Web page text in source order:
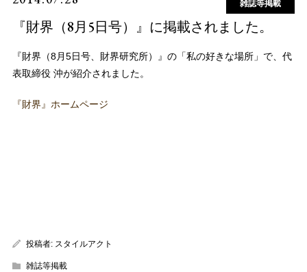
雑誌等掲載
『財界（8月5日号）』に掲載されました。
『財界（8月5日号、財界研究所）』の「私の好きな場所」で、代
表取締役 沖が紹介されました。
『財界』ホームページ
投稿者: スタイルアクト
雑誌等掲載